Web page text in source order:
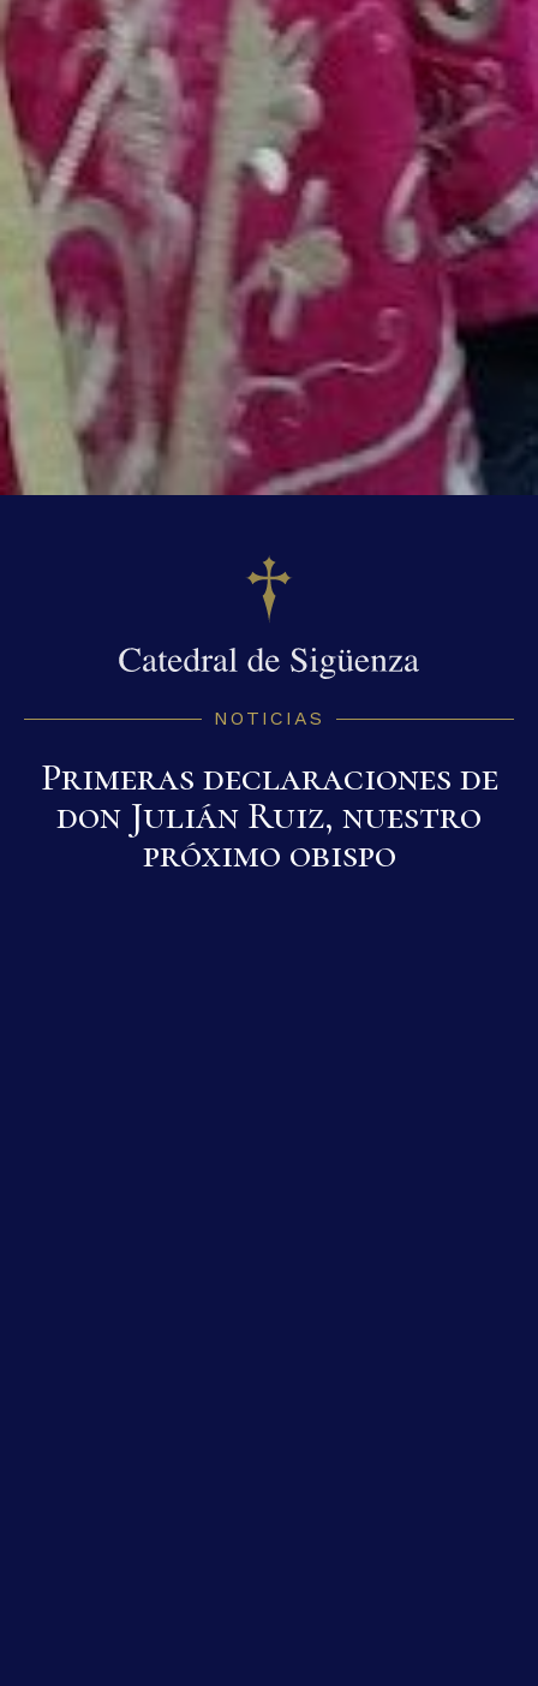
NOTICIAS
Primeras declaraciones de
don Julián Ruiz, nuestro
próximo obispo